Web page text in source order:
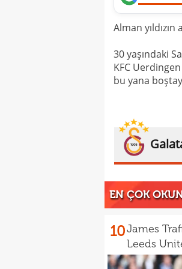
Alman
30 yaşındaki
KFC
bu yana
EN ÇOK
10James
Leeds